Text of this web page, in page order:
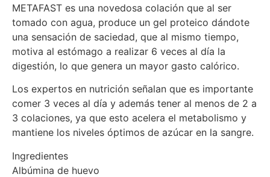
METAFAST es una novedosa colación que al ser
tomado con agua, produce un gel proteico dándote
una sensación de saciedad, que al mismo tiempo,
motiva al estómago a realizar 6 veces al día la
digestión, lo que genera un mayor gasto calórico.
Los expertos en nutrición señalan que es importante
comer 3 veces al día y además tener al menos de 2 a
3 colaciones, ya que esto acelera el metabolismo y
mantiene los niveles óptimos de azúcar en la sangre.
Ingredientes
Albúmina de huevo